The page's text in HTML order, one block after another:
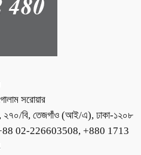
সরোয়ার
২৭০/বি, তেজগাঁও (আই/এ), ঢাকা-১২০৮
02-226603508, +880 1713